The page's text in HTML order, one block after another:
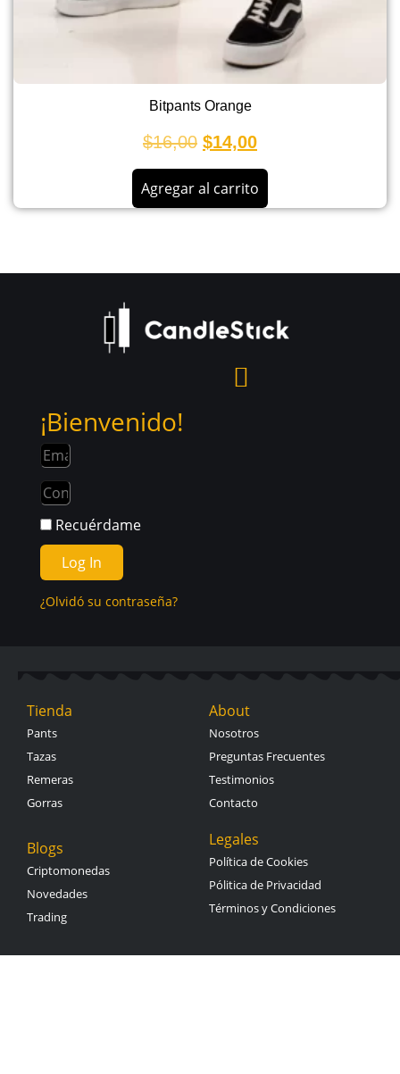
Bitpants Orange
$16,00 $14,00
Agregar al carrito
¡Bienvenido!
Recuérdame
Log In
¿Olvidó su contraseña?
Tienda
Pants
Tazas
Remeras
Gorras
About
Nosotros
Preguntas Frecuentes
Testimonios
Contacto
Blogs
Criptomonedas
Novedades
Trading
Legales
Política de Cookies
Pólitica de Privacidad
Términos y Condiciones